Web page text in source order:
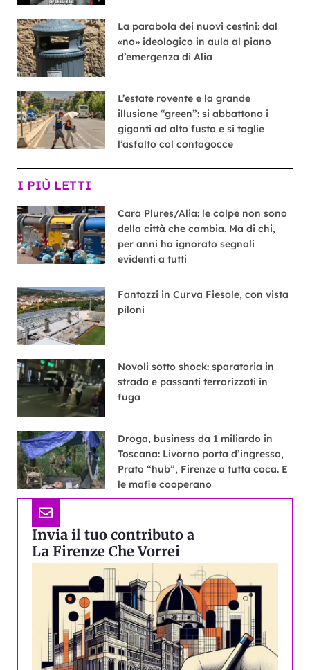
La parabola dei nuovi cestini: dal
«no» ideologico in aula al piano
d’emergenza di Alia
L’estate rovente e la grande
illusione “green”: si abbattono i
giganti ad alto fusto e si toglie
l’asfalto col contagocce
I PIÙ LETTI
Cara Plures/Alia: le colpe non sono
della città che cambia. Ma di chi,
per anni ha ignorato segnali
evidenti a tutti
Fantozzi in Curva Fiesole, con vista
piloni
Novoli sotto shock: sparatoria in
strada e passanti terrorizzati in
fuga
Droga, business da 1 miliardo in
Toscana: Livorno porta d’ingresso,
Prato “hub”, Firenze a tutta coca. E
le mafie cooperano
Invia il tuo contributo a
La Firenze Che Vorrei